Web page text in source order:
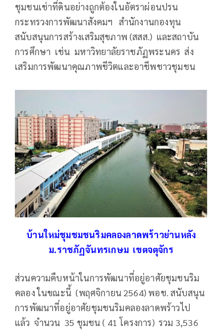
ชุมชนเช่าที่ดินอย่างถูกต้องในอัตราผ่อนปรน
กระทรวงการพัฒนาสังคมฯ สำนักงานกองทุน
สนับสนุนการสร้างเสริมสุขภาพ (สสส.) และสถาบัน
การศึกษา เช่น มหาวิทยาลัยราชภัฏพระนคร ส่ง
เสริมการพัฒนาคุณภาพชีวิตและอาชีพชาวชุมชน
บ้านใหม่ชุมชมชนริมคลองลาดพร้าวย่านหลัง
ม.ราชภัฏจันทรเกษม เขตจตุจักร
ส่วนความคืบหน้าในการพัฒนาที่อยู่อาศัยชุมชนริม
คลอง ในขณะนี้ (พฤศจิกายน 2564) พอช. สนับสนุน
การพัฒนาที่อยู่อาศัยชุมชนริมคลองลาดพร้าวไป
แล้ว จำนวน 35 ชุมชน ( 41 โครงการ) รวม 3,536